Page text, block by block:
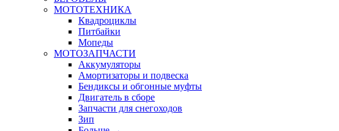
МОТОТЕХНИКА
Квадроциклы
Питбайки
Мопеды
МОТОЗАПЧАСТИ
Аккумуляторы
Амортизаторы и подвеска
Бендиксы и обгонные муфты
Двигатель в сборе
Запчасти для снегоходов
Зип